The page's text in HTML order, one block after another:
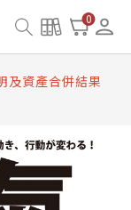
0
與資產合併申
及資產合併結果